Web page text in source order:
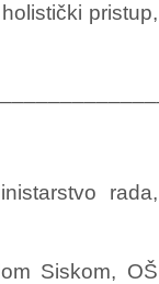
pristup,
rada,
Siskom, OŠ